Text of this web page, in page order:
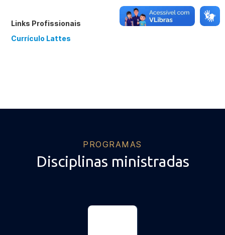
Links Profissionais
Currículo Lattes
PROGRAMAS
Disciplinas ministradas